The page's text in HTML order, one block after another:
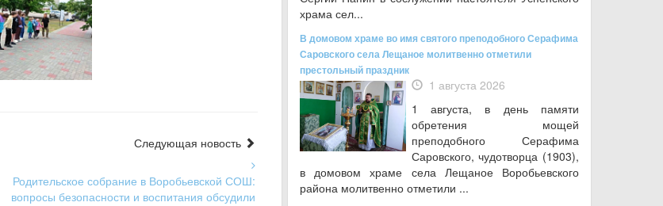
Следующая новость
Родительское собрание в Воробьевской СОШ:
вопросы безопасности и воспитания обсудили
храма сел...
В домовом храме во имя святого преподобного Серафима
Саровского села Лещаное молитвенно отметили
престольный праздник
1 августа 2026
1 августа, в день памяти
обретения мощей
преподобного Серафима
Саровского, чудотворца (1903),
в домовом храме села Лещаное Воробьевского
района молитвенно отметили ...